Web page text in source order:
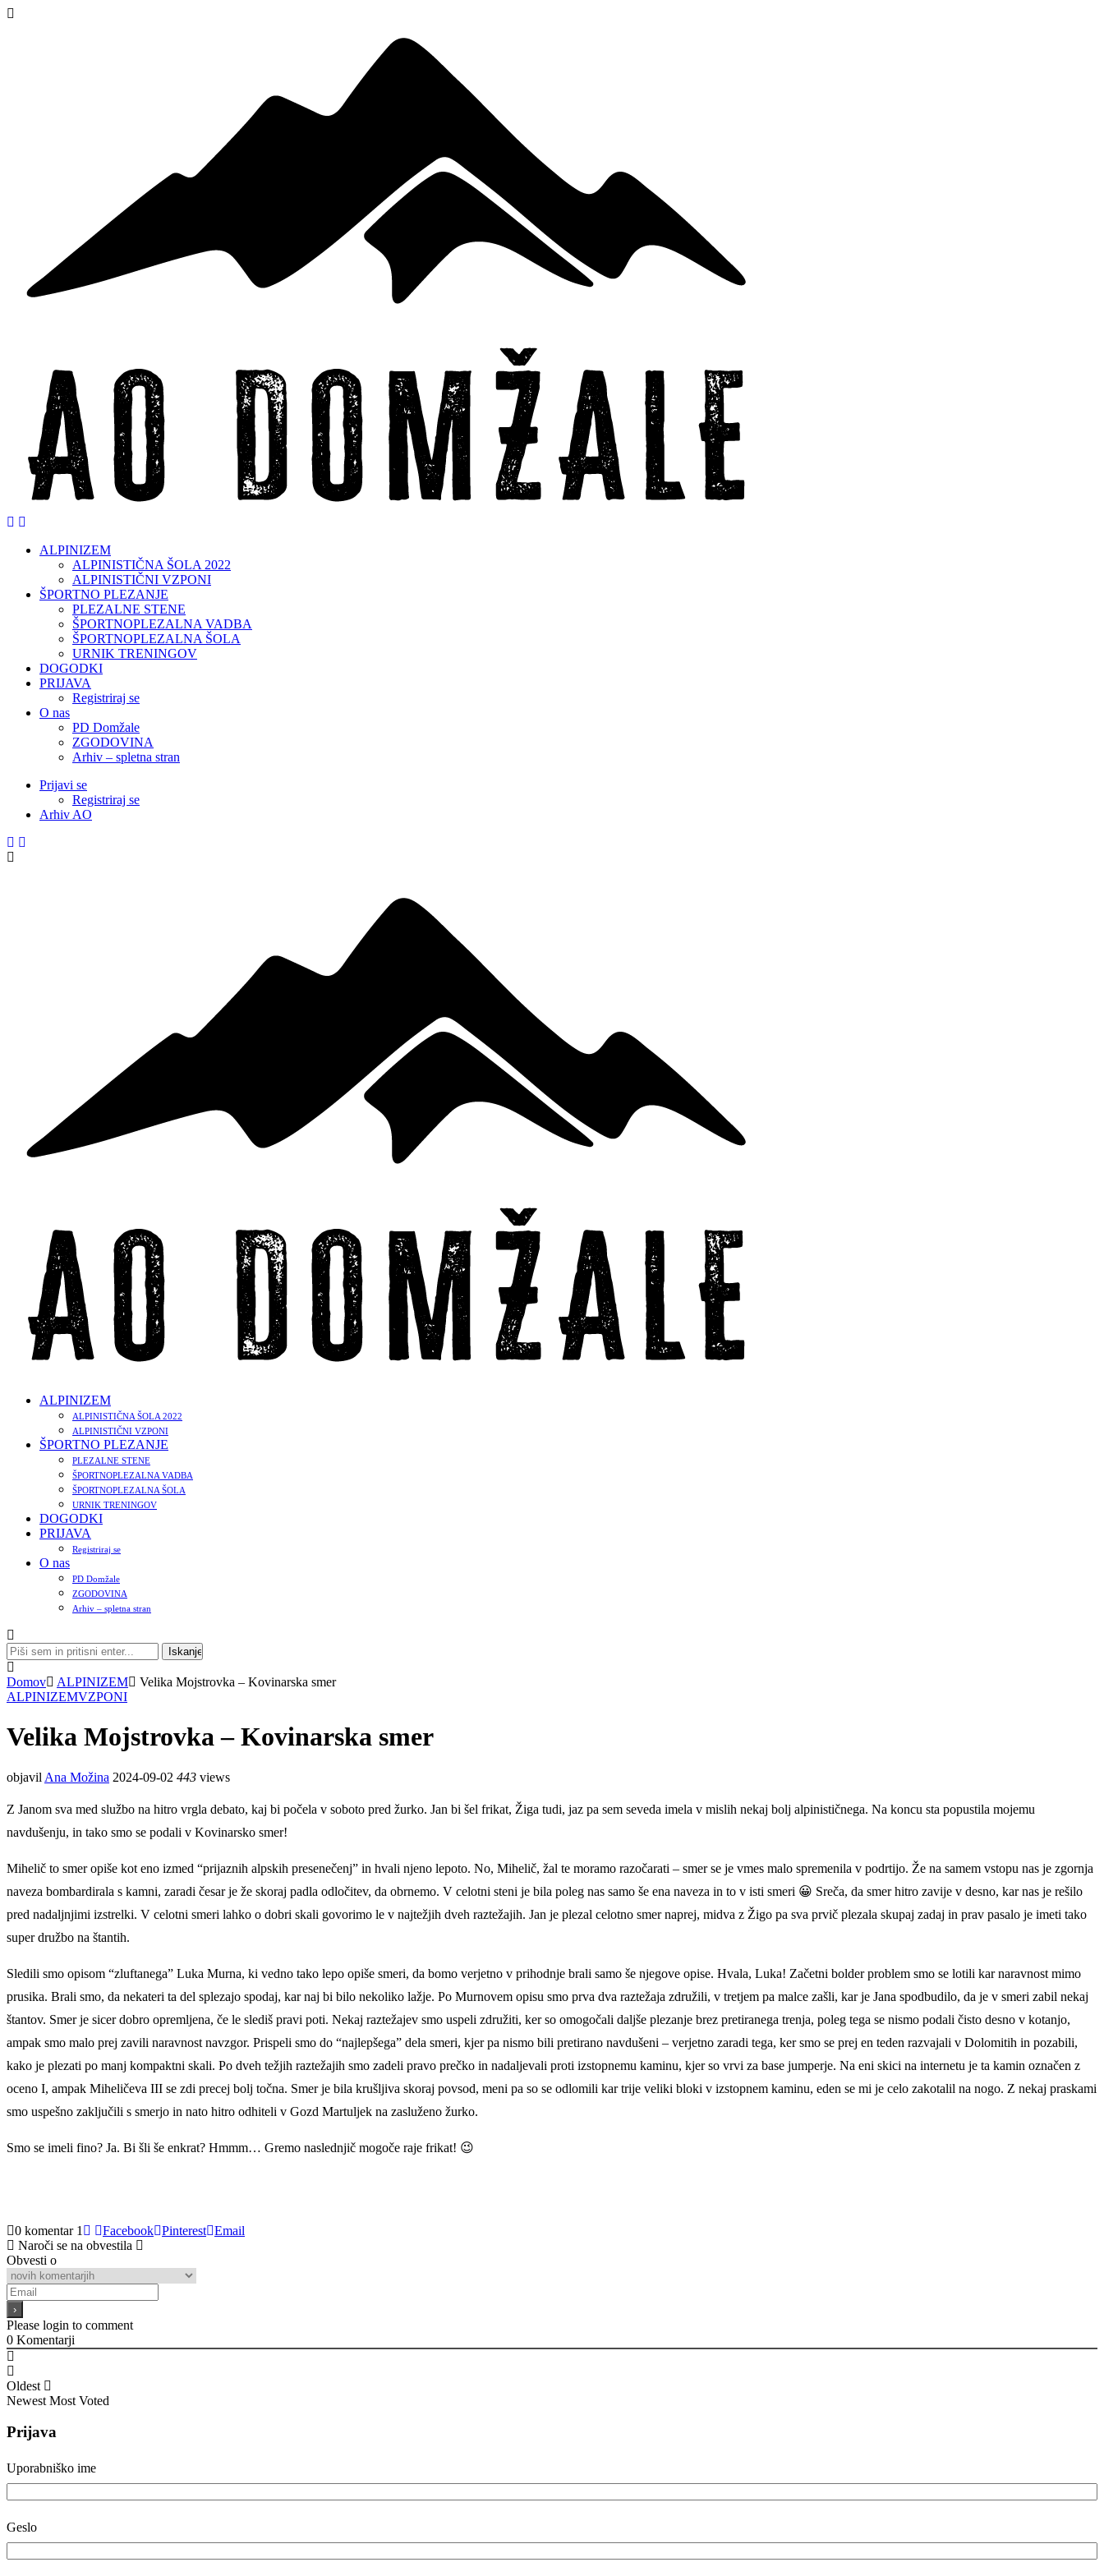
ALPINIZEM
ALPINISTIČNA ŠOLA 2022
ALPINISTIČNI VZPONI
ŠPORTNO PLEZANJE
PLEZALNE STENE
ŠPORTNOPLEZALNA VADBA
ŠPORTNOPLEZALNA ŠOLA
URNIK TRENINGOV
DOGODKI
PRIJAVA
Registriraj se
O nas
PD Domžale
ZGODOVINA
Arhiv – spletna stran
Prijavi se
Registriraj se
Arhiv AO
ALPINIZEM
ALPINISTIČNA ŠOLA 2022
ALPINISTIČNI VZPONI
ŠPORTNO PLEZANJE
PLEZALNE STENE
ŠPORTNOPLEZALNA VADBA
ŠPORTNOPLEZALNA ŠOLA
URNIK TRENINGOV
DOGODKI
PRIJAVA
Registriraj se
O nas
PD Domžale
ZGODOVINA
Arhiv – spletna stran
Domov ALPINIZEM
Velika Mojstrovka – Kovinarska smer
ALPINIZEMVZPONI
Velika Mojstrovka – Kovinarska smer
objavil Ana Možina 2024-09-02 443 views
Z Janom sva med službo na hitro vrgla debato, kaj bi počela v soboto pred žurko. Jan bi šel frikat, Žiga tudi, jaz pa sem seveda imela v mislih nekaj bolj alpinističnega. Na koncu sta popustila mojemu
navdušenju, in tako smo se podali v Kovinarsko smer!
Mihelič to smer opiše kot eno izmed “prijaznih alpskih presenečenj” in hvali njeno lepoto. No, Mihelič, žal te moramo razočarati – smer se je vmes malo spremenila v podrtijo. Že na samem vstopu nas je zgornja
naveza bombardirala s kamni, zaradi česar je že skoraj padla odločitev, da obrnemo. V celotni steni je bila poleg nas samo še ena naveza in to v isti smeri 😀 Sreča, da smer hitro zavije v desno, kar nas je rešilo
pred nadaljnjimi izstrelki. V celotni smeri lahko o dobri skali govorimo le v najtežjih dveh raztežajih. Jan je plezal celotno smer naprej, midva z Žigo pa sva prvič plezala skupaj zadaj in prav pasalo je imeti tako
super družbo na štantih.
Sledili smo opisom “zluftanega” Luka Murna, ki vedno tako lepo opiše smeri, da bomo verjetno v prihodnje brali samo še njegove opise. Hvala, Luka! Začetni bolder problem smo se lotili kar naravnost mimo
prusika. Brali smo, da nekateri ta del splezajo spodaj, kar naj bi bilo nekoliko lažje. Po Murnovem opisu smo prva dva raztežaja združili, v tretjem pa malce zašli, kar je Jana spodbudilo, da je v smeri zabil nekaj
štantov. Smer je sicer dobro opremljena, če le slediš pravi poti. Nekaj raztežajev smo uspeli združiti, ker so omogočali daljše plezanje brez pretiranega trenja, poleg tega se nismo podali čisto desno v kotanjo,
ampak smo malo prej zavili naravnost navzgor. Prispeli smo do “najlepšega” dela smeri, kjer pa nismo bili pretirano navdušeni – verjetno zaradi tega, ker smo se prej en teden razvajali v Dolomitih in pozabili,
kako je plezati po manj kompaktni skali. Po dveh težjih raztežajih smo zadeli pravo prečko in nadaljevali proti izstopnemu kaminu, kjer so vrvi za base jumperje. Na eni skici na internetu je ta kamin označen z
oceno I, ampak Miheličeva III se zdi precej bolj točna. Smer je bila krušljiva skoraj povsod, meni pa so se odlomili kar trije veliki bloki v izstopnem kaminu, eden se mi je celo zakotalil na nogo. Z nekaj praskami
smo uspešno zaključili s smerjo in nato hitro odhiteli v Gozd Martuljek na zasluženo žurko.
Smo se imeli fino? Ja. Bi šli še enkrat? Hmmm… Gremo naslednjič mogoče raje frikat! 😉
0 komentar 1 Facebook Pinterest Email
Naroči se na obvestila
Obvesti o
Please login to comment
0 Komentarji
Oldest
Newest Most Voted
Prijava
Uporabniško ime
Geslo